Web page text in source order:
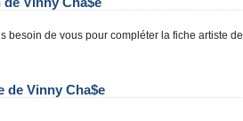
besoin de vous pour compléter la fiche artiste de
de Vinny Cha$e